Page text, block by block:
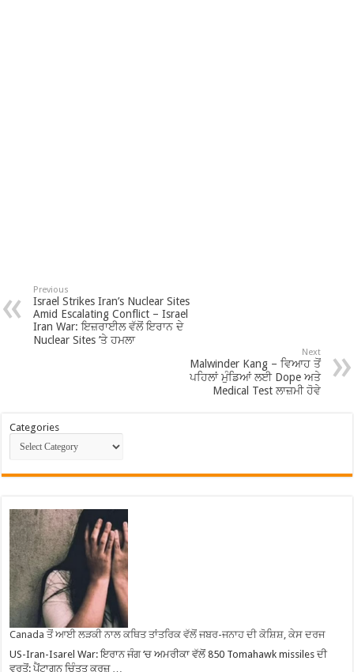
Previous
Israel Strikes Iran’s Nuclear Sites
Amid Escalating Conflict – Israel
Iran War: ਇਜ਼ਰਾਈਲ ਵੱਲੋਂ ਇਰਾਨ ਦੇ
Nuclear Sites ’ਤੇ ਹਮਲਾ
Next
Malwinder Kang – ਵਿਆਹ ਤੋਂ
ਪਹਿਲਾਂ ਮੁੰਡਿਆਂ ਲਈ Dope ਅਤੇ
Medical Test ਲਾਜ਼ਮੀ ਹੋਵੇ
Categories
Canada ਤੋਂ ਆਈ ਲੜਕੀ ਨਾਲ ਕਥਿਤ ਤਾਂਤਰਿਕ ਵੱਲੋਂ ਜਬਰ-ਜਨਾਹ ਦੀ ਕੋਸ਼ਿਸ਼, ਕੇਸ ਦਰਜ
US-Iran-Isarel War: ਇਰਾਨ ਜੰਗ ‘ਚ ਅਮਰੀਕਾ ਵੱਲੋਂ 850 Tomahawk missiles ਦੀ
ਵਰਤੋਂ: ਪੈਂਟਾਗਨ ਚਿੰਤਤ ਕਰੂਜ਼ …